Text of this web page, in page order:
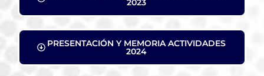
2023
PRESENTACIÓN Y MEMORIA ACTIVIDADES
2024